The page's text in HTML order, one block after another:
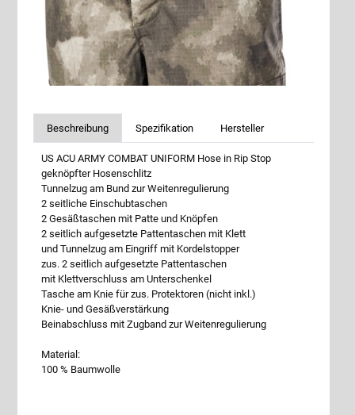
Beschreibung Spezifikation Hersteller
US ACU ARMY COMBAT UNIFORM Hose in Rip Stop
geknöpfter Hosenschlitz
Tunnelzug am Bund zur Weitenregulierung
2 seitliche Einschubtaschen
2 Gesäßtaschen mit Patte und Knöpfen
2 seitlich aufgesetzte Pattentaschen mit Klett
und Tunnelzug am Eingriff mit Kordelstopper
zus. 2 seitlich aufgesetzte Pattentaschen
mit Klettverschluss am Unterschenkel
Tasche am Knie für zus. Protektoren (nicht inkl.)
Knie- und Gesäßverstärkung
Beinabschluss mit Zugband zur Weitenregulierung
Material:
100 % Baumwolle